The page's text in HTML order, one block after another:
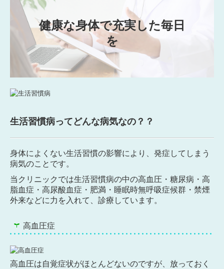
健康な身体で充実した毎日
を
生活習慣病ってどんな病気なの？？
身体によくない生活習慣の影響により、発症してしまう
病気のことです。
当クリニックでは生活習慣病の中の高血圧・糖尿病・高
脂血症・高尿酸血症・肥満・睡眠時無呼吸症候群・禁煙
外来などに力を入れて、診療しています。
高血圧症
高血圧は自覚症状がほとんどないのですが、放っておく